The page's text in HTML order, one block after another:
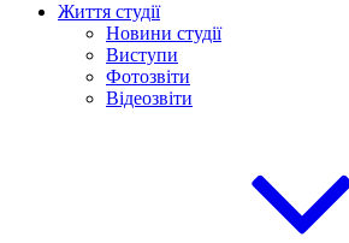
Життя студії
Новини студії
Виступи
Фотозвіти
Відеозвіти